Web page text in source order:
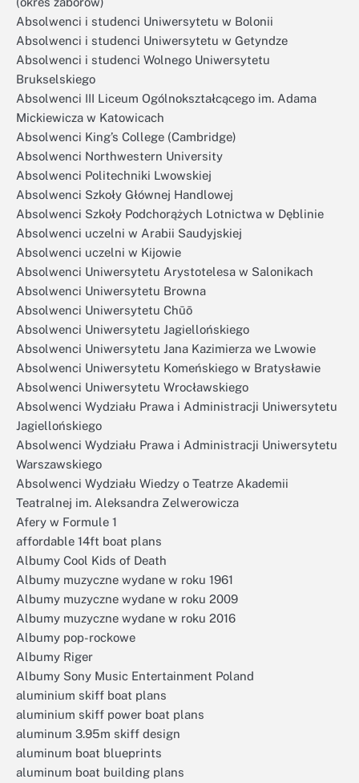
Absolwenci i studenci Uniwersytetu w Bolonii
Absolwenci i studenci Uniwersytetu w Getyndze
Absolwenci i studenci Wolnego Uniwersytetu
Brukselskiego
Absolwenci III Liceum Ogólnokształcącego im. Adama
Mickiewicza w Katowicach
Absolwenci King’s College (Cambridge)
Absolwenci Northwestern University
Absolwenci Politechniki Lwowskiej
Absolwenci Szkoły Głównej Handlowej
Absolwenci Szkoły Podchorążych Lotnictwa w Dęblinie
Absolwenci uczelni w Arabii Saudyjskiej
Absolwenci uczelni w Kijowie
Absolwenci Uniwersytetu Arystotelesa w Salonikach
Absolwenci Uniwersytetu Browna
Absolwenci Uniwersytetu Chūō
Absolwenci Uniwersytetu Jagiellońskiego
Absolwenci Uniwersytetu Jana Kazimierza we Lwowie
Absolwenci Uniwersytetu Komeńskiego w Bratysławie
Absolwenci Uniwersytetu Wrocławskiego
Absolwenci Wydziału Prawa i Administracji Uniwersytetu
Jagiellońskiego
Absolwenci Wydziału Prawa i Administracji Uniwersytetu
Warszawskiego
Absolwenci Wydziału Wiedzy o Teatrze Akademii
Teatralnej im. Aleksandra Zelwerowicza
Afery w Formule 1
affordable 14ft boat plans
Albumy Cool Kids of Death
Albumy muzyczne wydane w roku 1961
Albumy muzyczne wydane w roku 2009
Albumy muzyczne wydane w roku 2016
Albumy pop-rockowe
Albumy Riger
Albumy Sony Music Entertainment Poland
aluminium skiff boat plans
aluminium skiff power boat plans
aluminum 3.95m skiff design
aluminum boat blueprints
aluminum boat building plans